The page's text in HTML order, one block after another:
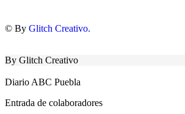
© By Glitch Creativo.
By Glitch Creativo
Diario ABC Puebla
Entrada de colaboradores